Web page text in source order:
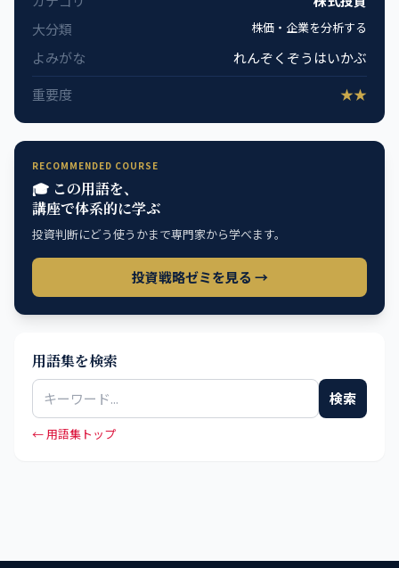
大分類
株価・企業を分析する
よみがな
れんぞくぞうはいかぶ
重要度
★★
RECOMMENDED COURSE
🎓 この用語を、
講座で体系的に学ぶ
投資判断にどう使うかまで専門家から学べます。
投資戦略ゼミを見る →
用語集を検索
検索
← 用語集トップ